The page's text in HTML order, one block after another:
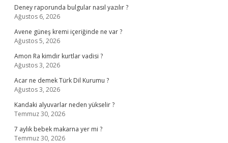
Deney raporunda bulgular nasıl yazılır ?
Ağustos 6, 2026
Avene güneş kremi içeriğinde ne var ?
Ağustos 5, 2026
Amon Ra kimdir kurtlar vadisi ?
Ağustos 3, 2026
Acar ne demek Türk Dil Kurumu ?
Ağustos 3, 2026
Kandaki alyuvarlar neden yükselir ?
Temmuz 30, 2026
7 aylık bebek makarna yer mi ?
Temmuz 30, 2026